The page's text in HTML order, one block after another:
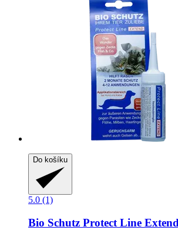
Do košíku
5.0 (1)
Bio Schutz Protect Line